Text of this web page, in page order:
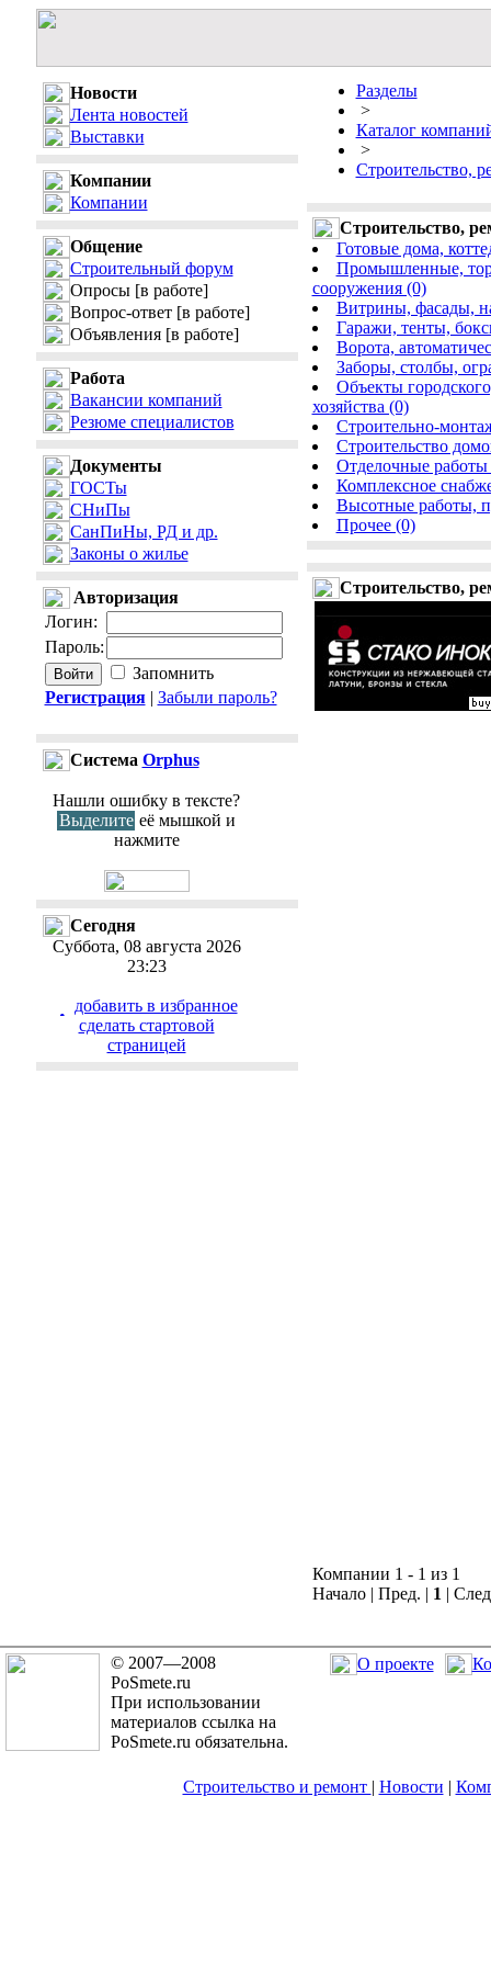
Новости
Лента новостей
Выставки
Компании
Компании
Общение
Строительный форум
Опросы [в работе]
Вопрос-ответ [в работе]
Объявления [в работе]
Работа
Вакансии компаний
Резюме специалистов
Документы
ГОСТы
СНиПы
СанПиНы, РД и др.
Законы о жилье
Авторизация
Логин:
Пароль:
Запомнить
Регистрация| Забыли пароль?
Cистема Orphus
Нашли ошибку в тексте?
Выделите её мышкой и
нажмите
Сегодня
Суббота, 08 августа 2026
23:23
добавить в избранное
cделать стартовой
страницей
Разделы
>
Каталог
>
Строительство,
Строительство,
Готовые дома,
Промышленные,
сооружения (0)
Витрины, фасады,
Гаражи, тенты,
Ворота,
Заборы, столбы,
Объекты
хозяйства (0)
Cтроительно-
Cтроительство
Отделочные работы
Комплексное
Высотные работы,
Прочее (0)
Строительство,
Компании 1 - 1 из 1
Начало | Пред. | 1 |
© 2007—2008
PoSmete.ru
При использовании
материалов ссылка на
PoSmete.ru обязательна.
О проекте
Строительство и ремонт | Новости |